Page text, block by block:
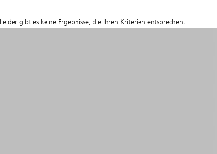
Leider gibt es keine Ergebnisse, die Ihren Kriterien entsprechen.